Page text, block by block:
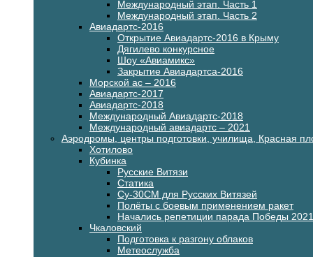
Международный этап. Часть 1
Международный этап. Часть 2
Авиадартс-2016
Открытие Авиадартс-2016 в Крыму
Дягилево конкурсное
Шоу «Авиамикс»
Закрытие Авиадартса-2016
Морской ас – 2016
Авиадартс-2017
Авиадартс-2018
Международный Авиадартс-2018
Международный авиадартс – 2021
Аэродромы, центры подготовки, училища, Красная
Хотилово
Кубинка
Русские Витязи
Статика
Су-30СМ для Русских Витязей
Полёты с боевым применением ракет
Начались репетиции парада Победы 2021
Чкаловский
Подготовка к разгону облаков
Метеослужба